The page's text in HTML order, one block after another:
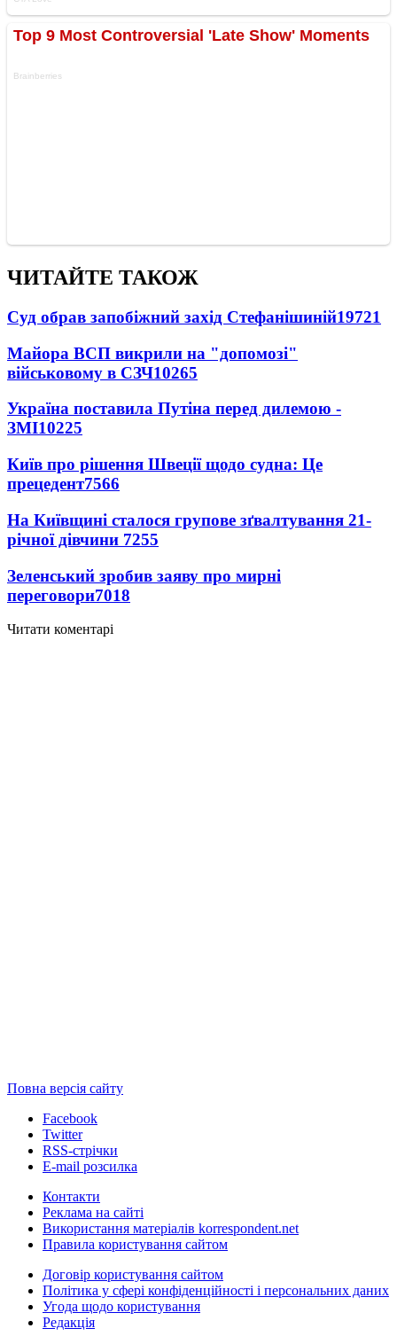
ЧИТАЙТЕ ТАКОЖ
Суд обрав запобіжний захід Стефанішиній19721
Майора ВСП викрили на "допомозі"
військовому в СЗЧ10265
Україна поставила Путіна перед дилемою -
ЗМІ10225
Київ про рішення Швеції щодо судна: Це
прецедент7566
На Київщині сталося групове зґвалтування 21-
річної дівчини 7255
Зеленський зробив заяву про мирні
переговори7018
Читати коментарі
Повна версія сайту
Facebook
Twitter
RSS-стрічки
E-mail розсилка
Контакти
Реклама на сайті
Використання матеріалів korrespondent.net
Правила користування сайтом
Договір користування сайтом
Політика у сфері конфіденційності і персональних даних
Угода щодо користування
Редакція